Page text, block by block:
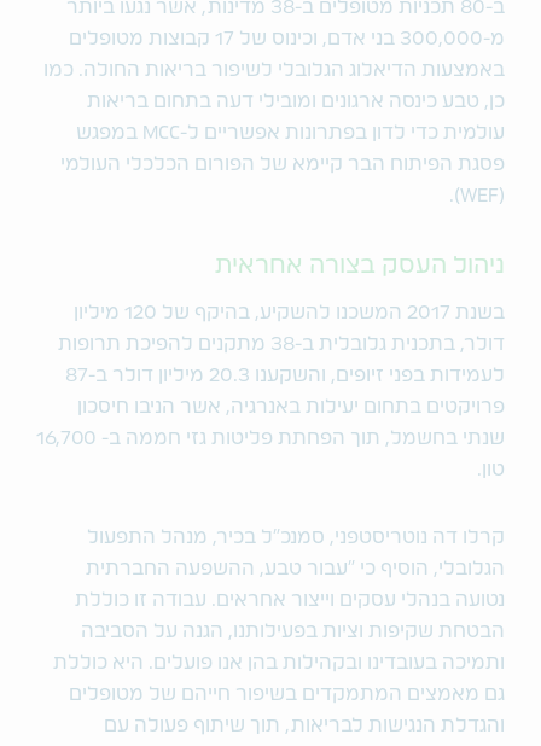
ב-80 תכניות מטופלים ב-38 מדינות, אשר נגעו ביותר
מ-300,000 בני אדם, וכינוס של 17 קבוצות מטופלים
באמצעות הדיאלוג הגלובלי לשיפור בריאות החולה. כמו
כן, טבע כינסה ארגונים ומובילי דעה בתחום בריאות
עולמית כדי לדון בפתרונות אפשריים ל-MCC במפגש
פסגת הפיתוח הבר קיימא של הפורום הכלכלי העולמי
(WEF).
ניהול העסק בצורה אחראית
בשנת 2017 המשכנו להשקיע, בהיקף של 120 מיליון
דולר, בתכנית גלובלית ב-38 מתקנים להפיכת תרופות
לעמידות בפני זיופים, והשקענו 20.3 מיליון דולר ב-87
פרויקטים בתחום יעילות באנרגיה, אשר הניבו חיסכון
שנתי בחשמל, תוך הפחתת פליטות גזי חממה ב- 16,700
טון.
קרלו דה נוטריסטפני, סמנכ"ל בכיר, מנהל התפעול
הגלובלי, הוסיף כי "עבור טבע, ההשפעה החברתית
נטועה בנהלי עסקים וייצור אחראים. עבודה זו כוללת
הבטחת שקיפות וציות בפעילותנו, הגנה על הסביבה
ותמיכה בעובדינו ובקהילות בהן אנו פועלים. היא כוללת
גם מאמצים המתמקדים בשיפור חייהם של מטופלים
והגדלת הנגישות לבריאות, תוך שיתוף פעולה עם